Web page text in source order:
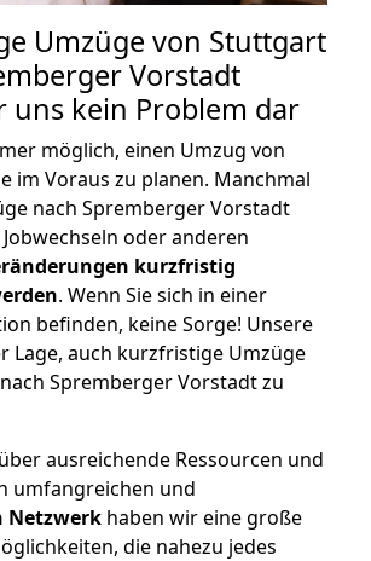
Umzüge von Stuttgart
Vorstadt
uns kein Problem dar
möglich, einen Umzug von
im Voraus zu planen. Manchmal
nach Spremberger Vorstadt
oder anderen
kurzfristig
. Wenn Sie sich in einer
befinden, keine Sorge! Unsere
Lage, auch kurzfristige Umzüge
Spremberger Vorstadt zu
ausreichende Ressourcen und
umfangreichen und
Netzwerk haben wir eine große
die nahezu jedes